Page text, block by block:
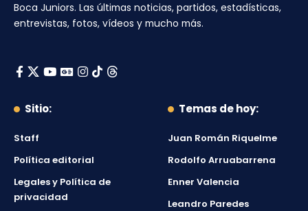
Boca Juniors. Las últimas noticias, partidos, estadísticas,
entrevistas, fotos, vídeos y mucho más.
Sitio:
Staff
Política editorial
Legales y Política de
privacidad
Temas de hoy:
Juan Román Riquelme
Rodolfo Arruabarrena
Enner Valencia
Leandro Paredes